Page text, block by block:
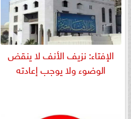
الإفتاء: نزيف الأنف لا ينقض
الوضوء ولا يوجب إعادته